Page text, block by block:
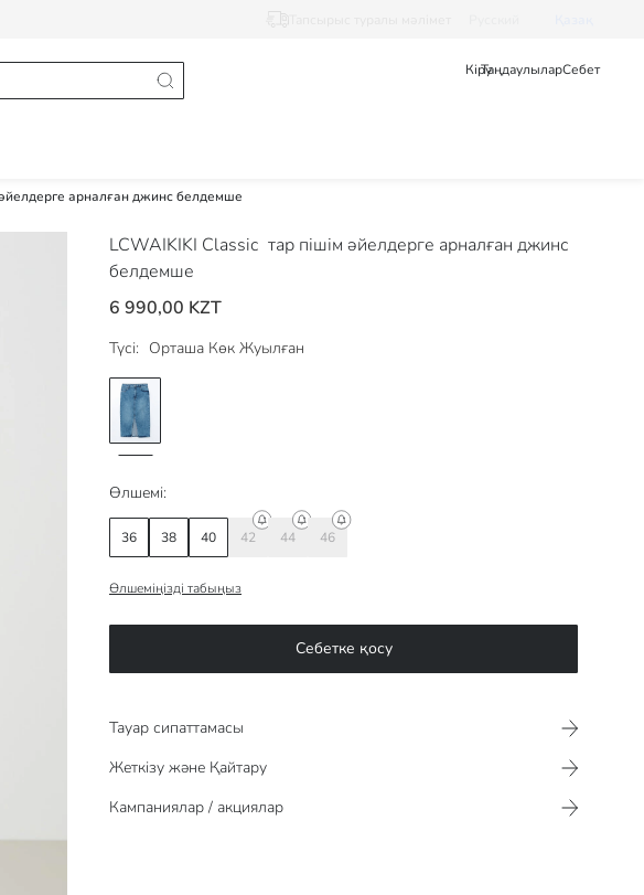
КіруТаңдаулыларСебет
арналған джинс белдемше
LCWAIKIKI Classic тар пішім әйелдерге арналған джинс
белдемше
6 990,00 KZT
Түсі: Орташа Көк Жуылған
Өлшемі:
36 38 40 42 44 46
Өлшеміңізді табыңыз
Себетке қосу
Тауар сипаттамасы​​​​​
Жеткізу және Қайтару
Кампаниялар / акциялар